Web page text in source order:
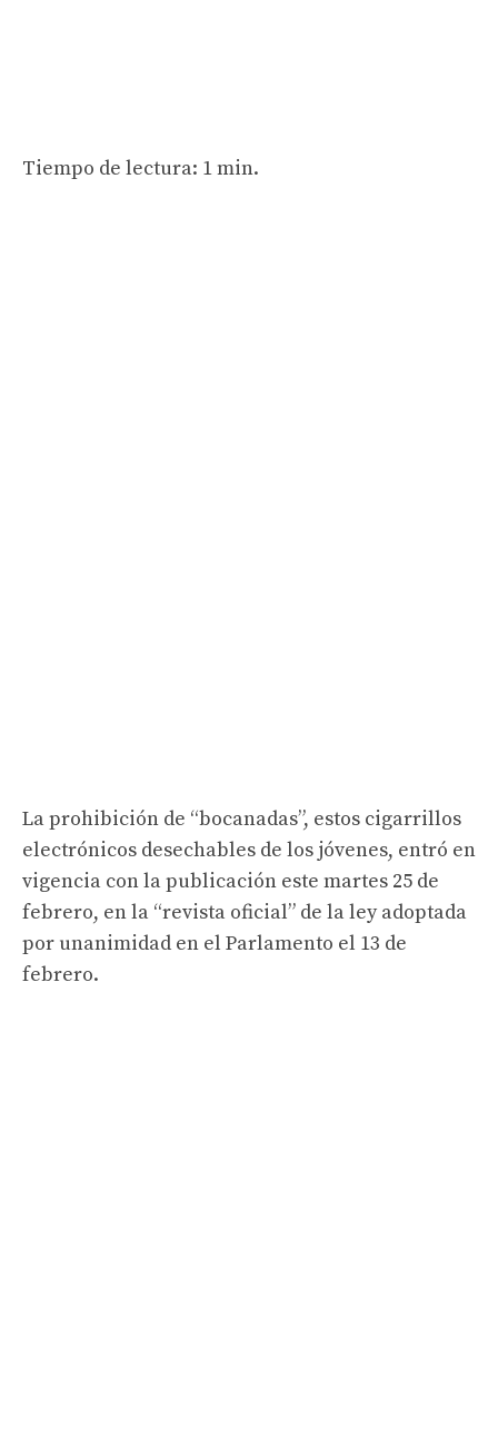
Tiempo de lectura: 1 min.
La prohibición de “bocanadas”, estos cigarrillos
electrónicos desechables de los jóvenes, entró en
vigencia con la publicación este martes 25 de
febrero, en la “revista oficial” de la ley adoptada
por unanimidad en el Parlamento el 13 de
febrero.